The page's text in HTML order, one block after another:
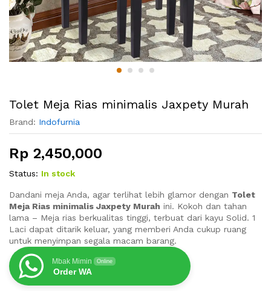
Tolet Meja Rias minimalis Jaxpety Murah
Brand: Indofurnia
Rp 2,450,000
Status: In stock
Dandani meja Anda, agar terlihat lebih glamor dengan Tolet
Meja Rias minimalis Jaxpety Murah ini. Kokoh dan tahan
lama – Meja rias berkualitas tinggi, terbuat dari kayu Solid. 1
Laci dapat ditarik keluar, yang memberi Anda cukup ruang
untuk menyimpan segala macam barang.
Mbak Mimin Online
Order WA